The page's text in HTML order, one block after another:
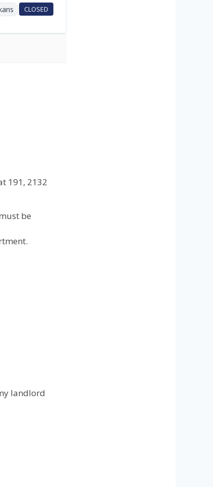
CLOSED
191, 2132
be
landlord